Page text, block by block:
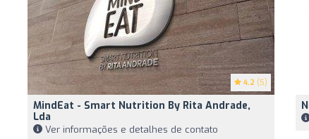
4.2 (5)
MindEat - Smart Nutrition By Rita Andrade,
Lda
Ver informações e detalhes de contato